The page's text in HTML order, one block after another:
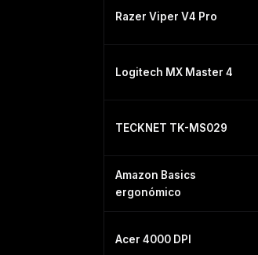
Razer Viper V4 Pro
Logitech MX Master 4
TECKNET TK-MS029
Amazon Basics
ergonómico
Acer 4000 DPI